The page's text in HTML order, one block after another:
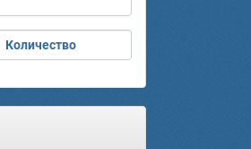
Количество